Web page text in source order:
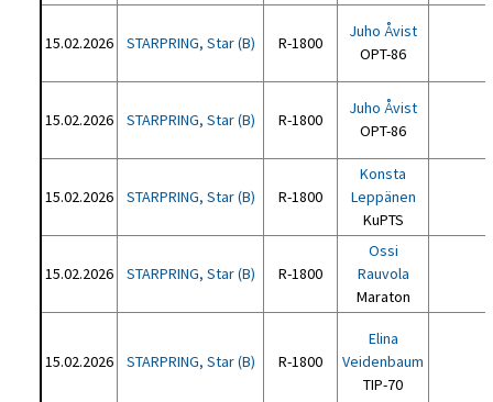
15.02.2026 STARPRING, Star (B) R-1800
Juho Åvist
OPT-86
15.02.2026 STARPRING, Star (B) R-1800
Juho Åvist
OPT-86
15.02.2026 STARPRING, Star (B) R-1800
Konsta
Leppänen
KuPTS
15.02.2026 STARPRING, Star (B) R-1800
Ossi
Rauvola
Maraton
15.02.2026 STARPRING, Star (B) R-1800
Elina
Veidenbaum
TIP-70